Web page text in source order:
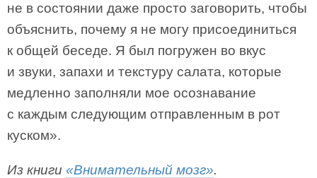
не в состоянии даже просто заговорить, чтобы
объяснить, почему я не могу присоединиться
к общей беседе. Я был погружен во вкус
и звуки, запахи и текстуру салата, которые
медленно заполняли мое осознавание
с каждым следующим отправленным в рот
куском».
Из книги «Внимательный мозг».